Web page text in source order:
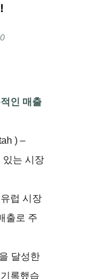
인 매출
) –
있는 시장
럽 시장
출로 주
달성한
록했습